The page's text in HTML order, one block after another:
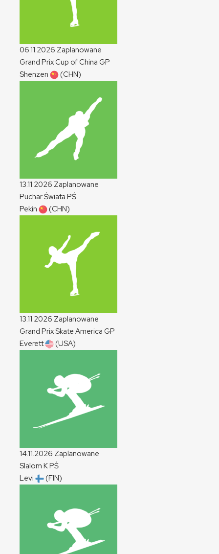
06.11.2026 Zaplanowane
Grand Prix Cup of China GP
Shenzen
(CHN)
13.11.2026 Zaplanowane
Puchar Świata PŚ
Pekin
(CHN)
13.11.2026 Zaplanowane
Grand Prix Skate America GP
Everett
(USA)
14.11.2026 Zaplanowane
Slalom KPŚ
Levi
(FIN)